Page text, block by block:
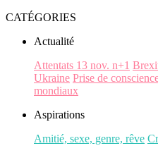
CATÉGORIES
Actualité
Attentats 13 nov. n+1
Ukraine Prise de
mondiaux
Aspirations
Amitié, sexe, genre, rêve